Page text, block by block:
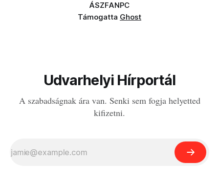
ÁSZFANPC
Támogatta Ghost
Udvarhelyi Hírportál
A szabadságnak ára van. Senki sem fogja helyetted
kifizetni.